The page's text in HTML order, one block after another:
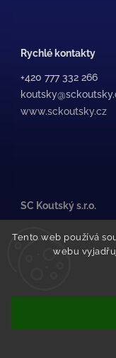
Tento web používá
webu
Rychlé kontakty
+420 777 332 266
www.sckoutsky.cz
SC Koutský s.r.o.
500 02 Hradec
Pražské Předměstí